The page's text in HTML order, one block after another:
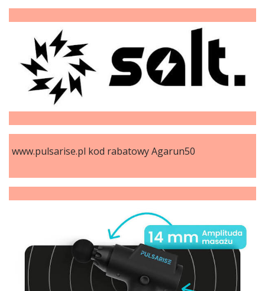
www.pulsarise.pl kod rabatowy Agarun50